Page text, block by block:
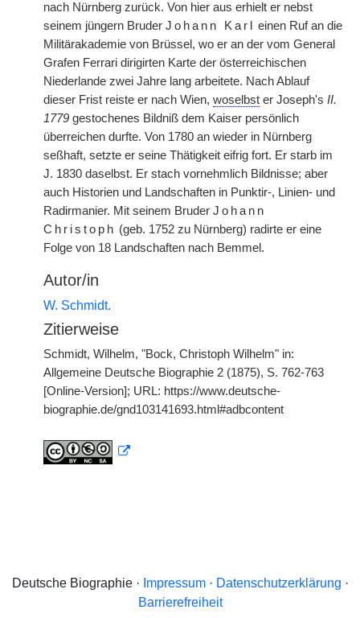
nach Nürnberg zurück. Von hier aus erhielt er nebst
seinem jüngern Bruder Johann Karl
einen Ruf an die
Militärakademie von Brüssel, wo er an der vom General
Grafen Ferrari dirigirten Karte der österreichischen
Niederlande zwei Jahre lang arbeitete. Nach Ablauf
dieser Frist reiste er nach Wien, woselbst er Joseph's II.
1779 gestochenes Bildniß dem Kaiser persönlich
überreichen durfte. Von 1780 an wieder in Nürnberg
seßhaft, setzte er seine Thätigkeit eifrig fort. Er starb im
J. 1830 daselbst. Er stach vornehmlich Bildnisse; aber
auch Historien und Landschaften in Punktir-, Linien- und
Radirmanier. Mit seinem Bruder Johann
Christoph (geb. 1752 zu Nürnberg) radirte er eine
Folge von 18 Landschaften nach Bemmel.
Autor/in
W. Schmidt.
Zitierweise
Schmidt, Wilhelm, "Bock, Christoph Wilhelm" in:
Allgemeine Deutsche Biographie 2 (1875), S. 762-763
[Online-Version]; URL: https://www.deutsche-
biographie.de/gnd103141693.html#adbcontent
Deutsche Biographie · Impressum· Datenschutzerklärung ·
Barrierefreiheit